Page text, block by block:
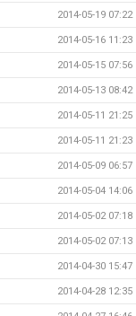
2014-05-19 07:22
2014-05-16 11:23
2014-05-15 07:56
2014-05-13 08:42
2014-05-11 21:25
2014-05-11 21:23
2014-05-09 06:57
2014-05-04 14:06
2014-05-02 07:18
2014-05-02 07:13
2014-04-30 15:47
2014-04-28 12:35